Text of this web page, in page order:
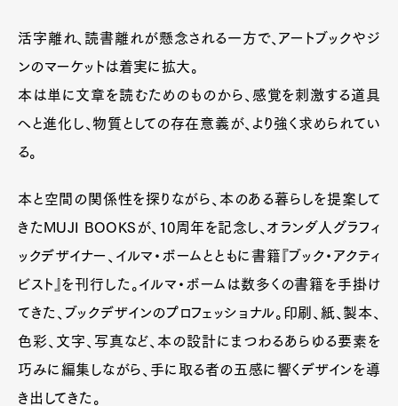
Pen international Pen tw
活字離れ、読書離れが懸念される一方で、アートブックやジ
ンのマーケットは着実に拡大。
本は単に文章を読むためのものから、感覚を刺激する道具
へと進化し、物質としての存在意義が、より強く求められてい
る。
本と空間の関係性を探りながら、本のある暮らしを提案して
きたMUJI BOOKSが、10周年を記念し、オランダ人グラフィ
ックデザイナー、イルマ・ボームとともに書籍『ブック・アクティ
ビスト』を刊行した。イルマ・ボームは数多くの書籍を手掛け
てきた、ブックデザインのプロフェッショナル。印刷、紙、製本、
色彩、文字、写真など、本の設計にまつわるあらゆる要素を
巧みに編集しながら、手に取る者の五感に響くデザインを導
き出してきた。